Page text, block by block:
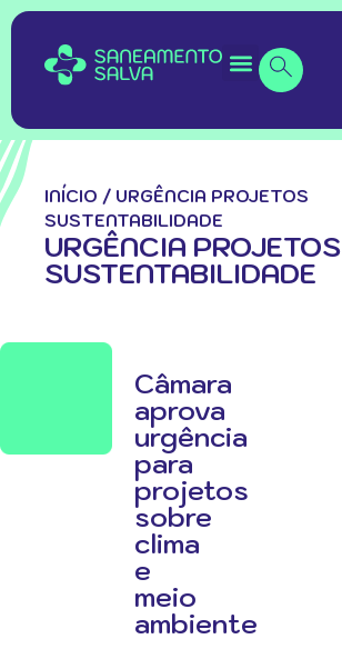
INÍCIO / URGÊNCIA PROJETOS
SUSTENTABILIDADE
URGÊNCIA PROJETOS
SUSTENTABILIDADE
Câmara
aprova
urgência
para
projetos
sobre
clima
e
meio
ambiente